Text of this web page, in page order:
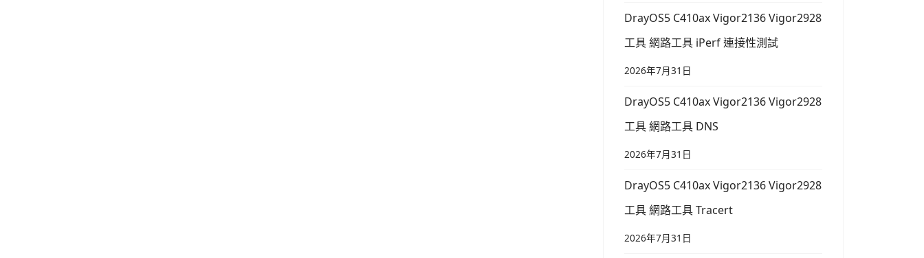
DrayOS5 C410ax Vigor2136 Vigor2928
工具 網路工具 iPerf 連接性測試
2026年7月31日
DrayOS5 C410ax Vigor2136 Vigor2928
工具 網路工具 DNS
2026年7月31日
DrayOS5 C410ax Vigor2136 Vigor2928
工具 網路工具 Tracert
2026年7月31日